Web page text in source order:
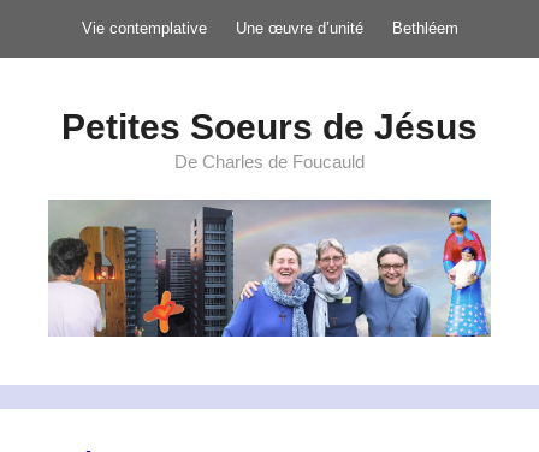
Vie contemplative Une œuvre d’unité Bethléem
Petites Soeurs de Jésus
De Charles de Foucauld